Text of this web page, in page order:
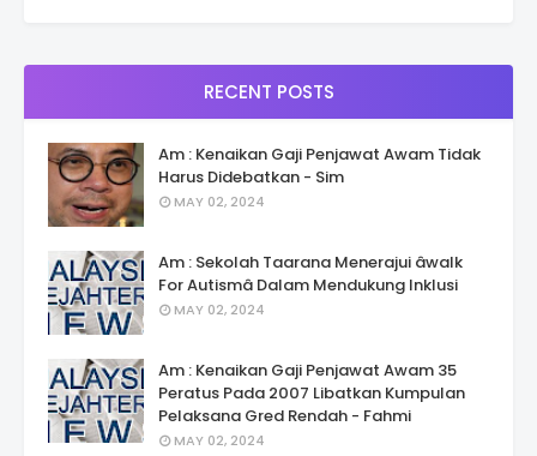
RECENT POSTS
Am : Kenaikan Gaji Penjawat Awam Tidak
Harus Didebatkan - Sim
MAY 02, 2024
Am : Sekolah Taarana Menerajui âwalk
For Autismâ Dalam Mendukung Inklusi
MAY 02, 2024
Am : Kenaikan Gaji Penjawat Awam 35
Peratus Pada 2007 Libatkan Kumpulan
Pelaksana Gred Rendah - Fahmi
MAY 02, 2024